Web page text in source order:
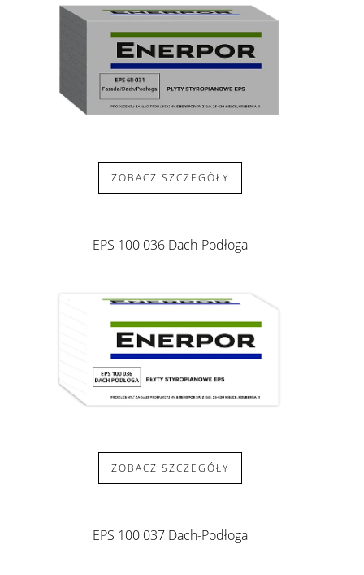
ZOBACZ SZCZEGÓŁY
EPS 100 036 Dach-Podłoga
ZOBACZ SZCZEGÓŁY
EPS 100 037 Dach-Podłoga